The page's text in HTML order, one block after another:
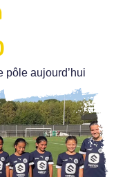
pôle aujourd’hui